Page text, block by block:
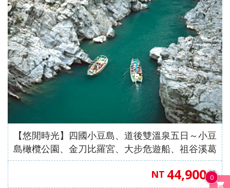
0
【來去
沖繩】
沖繩機
【來去
沖繩】
沖繩機
【沖繩
輕旅】
沖繩機
【嗨玩
超值沖
繩】系
滿漁市
【四國
歐嗨
喲】瀨
戶潮音
秀、韓
式下午
茶五天
（升等
３晚五
花酒
店）
《不走
+保肝
店》
【真航
空、台
到飽五
天（五
花麗水
酒店１
晚+釜
山五花
酒店２
人蔘、
保肝》
【德威
航空、
花酒
店）
《不走
人蔘
+保
肝》
【德威
濟州】
下午茶
六天
《不走
人蔘保
肝》
（再升
等１晚
五花酒
店）
【星宇
航空、
台中直
飛】
下午茶
五天
（升等
１晚五
花酒
店）
《不走
人蔘、
保肝》
【星宇
航空、
桃園直
飛】
【遊遍
中國自
重慶張
家界～
鳳凰古
見中國
自由
行】童
都【遊
遍中國
自由
行】成
【遊遍
中國自
由行】
重慶南
川～天
生三
橋、烏
【遊遍
中國自
由行】
重慶武
隆、天
生三
橋、湖
無自理
餐、
VIP通
關）6
人成行
【越捷
航空、
台中直
會安古
鎮．世
界文化
遺產、
迦南島
竹桶
船、網
（全程
入住當
地四星
酒店）
人成
行】
秀、希
爾頓下
午茶、
綠山國
家公
園、東
芭樂
園）
【星宇
航空、
桃園出
發】
南島竹
桶船、
魅力峴
港秀
會、會
安燈籠
古鎮五
天（入
住巴拿
山法式
城堡酒
店+3晚
當地五
星酒
色三遊
船、絕
美羊角
村、運
河風車
城８日
勝美
地、大
峽谷國
家公
園、羚
羊峽
谷、環
山進／
洛杉磯
出）
宛、拉
脫維
亞、愛
沙尼
亞）１
０天
安、布
萊斯、
優勝美
地、大
峽谷國
家公
園、羚
羊峽谷
（洛杉
磯進／
舊金山
出）
話城
堡、黃
金景觀
快線、
世界遺
產旅行
１０日
【悠閒時光】四國小豆島、道後雙溫泉五日～小豆
島橄欖公園、金刀比羅宮、大步危遊船、祖谷溪葛
藤橋、道後溫泉、栗林公園【中華航空．桃園出
NT 44,900起